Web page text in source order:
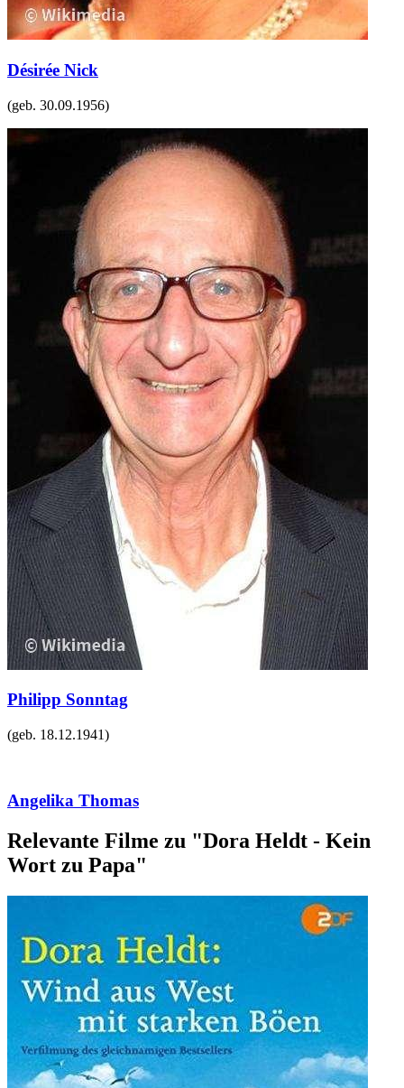
Désirée Nick
(geb. 30.09.1956)
Philipp Sonntag
(geb. 18.12.1941)
Angelika Thomas
Relevante Filme zu "Dora Heldt - Kein
Wort zu Papa"